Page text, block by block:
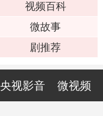
视频百科
微故事
剧推荐
央视影音 微视频